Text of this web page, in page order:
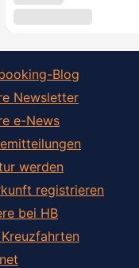
Blog
Newsletter
e-News
werden
registrieren
bei HB